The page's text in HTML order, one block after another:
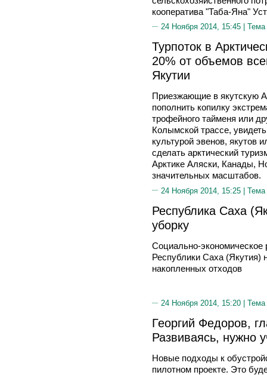
кооператива "Таба-Яна"
24 Ноября 2014, 15:45 | Тема
Турпоток в
20% от объемов
Якутии
Приезжающие в якутскую
пополнить копилку
трофейного тайменя или
Колымской трассе,
культурой эвенов, якутов
сделать арктический
Арктике Аляски, Канады,
значительных масштабов.
24 Ноября 2014, 15:25 | Тема
Республика Саха
уборку
Социально-экономическое
Республики Саха (Якутия)
накопленных отходов
24 Ноября 2014, 15:20 | Тема
Георгий Федоров,
Развиваясь, нужно
Новые подходы к
пилотном проекте. Это